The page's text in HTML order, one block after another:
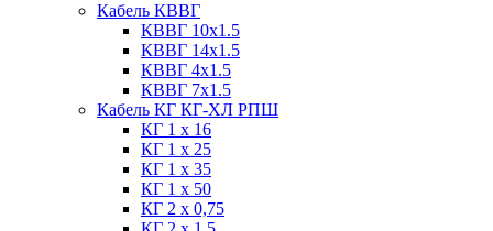
Кабель КВВГ
КВВГ 10х1.5
КВВГ 14х1.5
КВВГ 4х1.5
КВВГ 7х1.5
Кабель КГ КГ-ХЛ РПШ
КГ 1 х 16
КГ 1 х 25
КГ 1 х 35
КГ 1 х 50
КГ 2 х 0,75